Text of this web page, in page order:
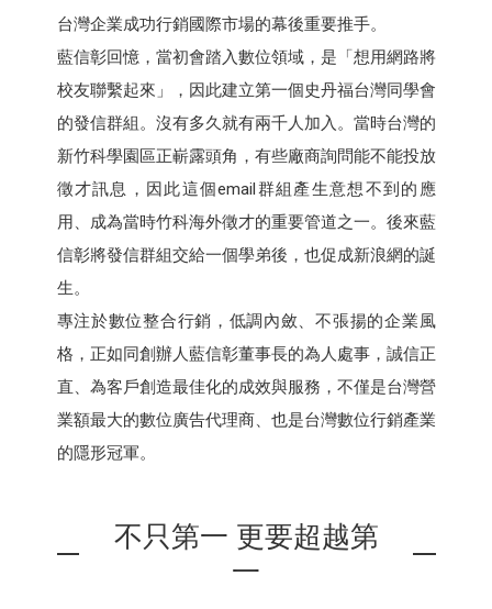
台灣企業成功行銷國際市場的幕後重要推手。
藍信彰回憶，當初會踏入數位領域，是「想用網路將
校友聯繫起來」，因此建立第一個史丹福台灣同學會
的發信群組。沒有多久就有兩千人加入。當時台灣的
新竹科學園區正嶄露頭角，有些廠商詢問能不能投放
徵才訊息，因此這個email群組產生意想不到的應
用、成為當時竹科海外徵才的重要管道之一。後來藍
信彰將發信群組交給一個學弟後，也促成新浪網的誕
生。
專注於數位整合行銷，低調內斂、不張揚的企業風
格，正如同創辦人藍信彰董事長的為人處事，誠信正
直、為客戶創造最佳化的成效與服務，不僅是台灣營
業額最大的數位廣告代理商、也是台灣數位行銷產業
的隱形冠軍。
不只第一 更要超越第
一